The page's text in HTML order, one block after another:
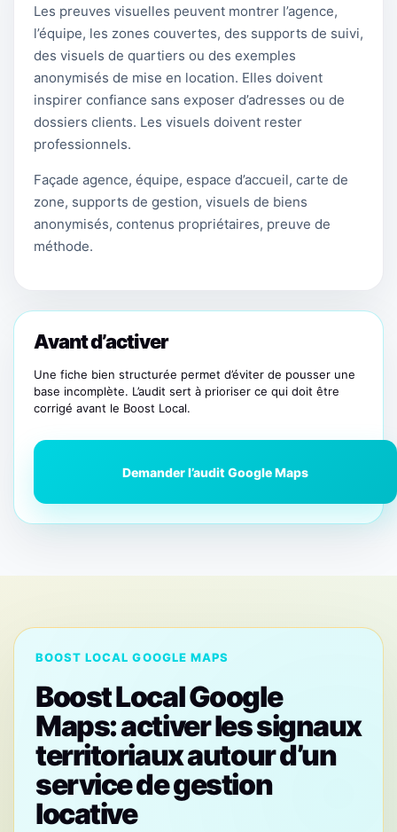
Les preuves visuelles peuvent montrer l’agence,
l’équipe, les zones couvertes, des supports de suivi,
des visuels de quartiers ou des exemples
anonymisés de mise en location. Elles doivent
inspirer confiance sans exposer d’adresses ou de
dossiers clients. Les visuels doivent rester
professionnels.
Façade agence, équipe, espace d’accueil, carte de
zone, supports de gestion, visuels de biens
anonymisés, contenus propriétaires, preuve de
méthode.
Avant d’activer
Une fiche bien structurée permet d’éviter de pousser une
base incomplète. L’audit sert à prioriser ce qui doit être
corrigé avant le Boost Local.
Demander l’audit Google Maps
BOOST LOCAL GOOGLE MAPS
Boost Local Google
Maps: activer les signaux
territoriaux autour d’un
service de gestion
locative